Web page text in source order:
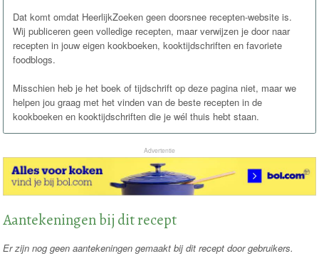
Dat komt omdat HeerlijkZoeken geen doorsnee recepten-website is.
Wij publiceren geen volledige recepten, maar verwijzen je door naar
recepten in jouw eigen kookboeken, kooktijdschriften en favoriete
foodblogs.
Misschien heb je het boek of tijdschrift op deze pagina niet, maar we
helpen jou graag met het vinden van de beste recepten in de
kookboeken en kooktijdschriften die je wél thuis hebt staan.
Advertentie
Aantekeningen bij dit recept
Er zijn nog geen aantekeningen gemaakt bij dit recept door gebruikers.